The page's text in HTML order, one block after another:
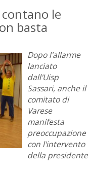
le
basta
Dopo l'allarme
lanciato
dall'Uisp
Sassari, anche il
comitato di
Varese
manifesta
preoccupazione
con l'intervento
della presidente